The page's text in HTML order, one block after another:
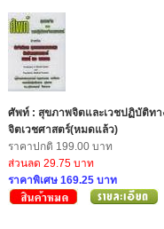
ศัพท์ : สุขภาพจิตและเวชปฏิบัติทา
จิตเวชศาสตร์(หมดแล้ว)
ราคาปกติ 199.00 บาท
ส่วนลด 29.75 บาท
ราคาพิเศษ 169.25 บาท